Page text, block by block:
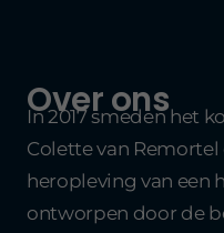
Over ons
In 2017 smeden het
Colette van
heropleving van een
ontworpen door de